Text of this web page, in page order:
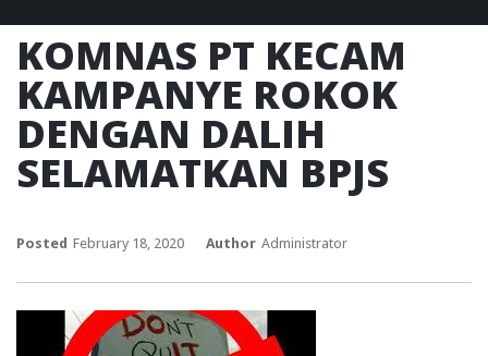
KOMNAS PT KECAM
KAMPANYE ROKOK
DENGAN DALIH
SELAMATKAN BPJS
Posted February 18, 2020 Author Administrator